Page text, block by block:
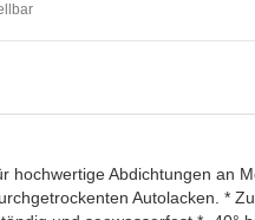
Abdichtungen an
Autolacken. *